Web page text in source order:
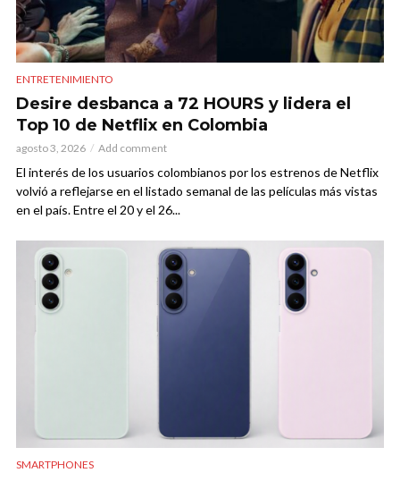
ENTRETENIMIENTO
Desire desbanca a 72 HOURS y lidera el
Top 10 de Netflix en Colombia
agosto 3, 2026 Add comment
El interés de los usuarios colombianos por los estrenos de Netflix
volvió a reflejarse en el listado semanal de las películas más vistas
en el país. Entre el 20 y el 26...
SMARTPHONES